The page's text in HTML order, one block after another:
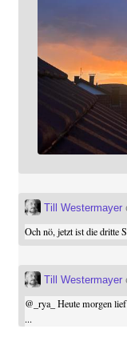
Till Westermayer
Och nö, jetzt ist die dritte
Till Westermayer
@ _rya_ Heute morgen
...